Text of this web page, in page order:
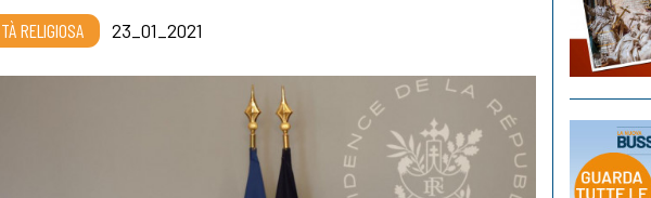
RELIGIOSA 23_01_2021